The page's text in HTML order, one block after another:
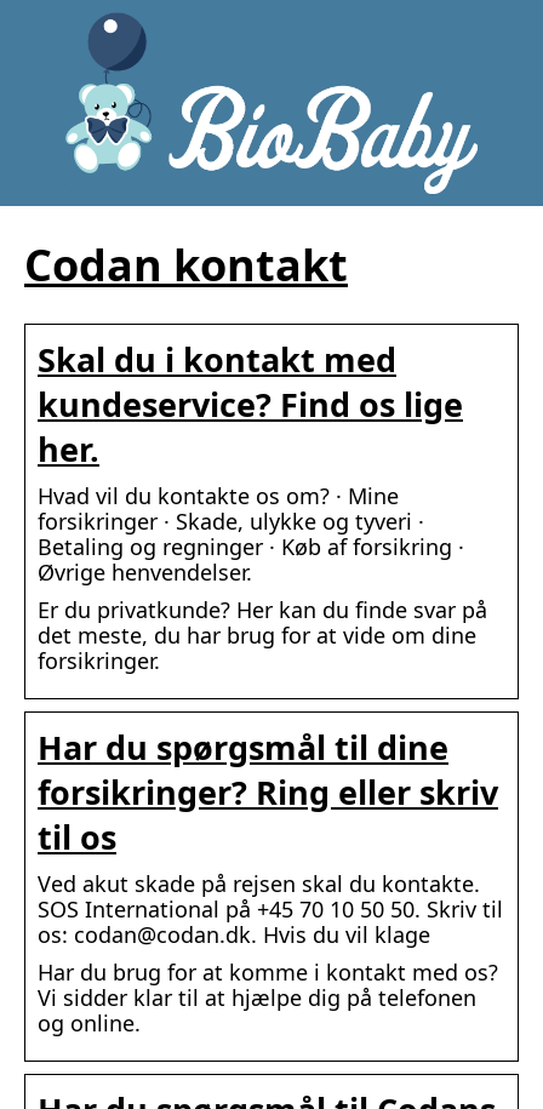
Codan kontakt
Skal du i kontakt med
kundeservice? Find os lige
her.
Hvad vil du kontakte os om? · Mine
forsikringer · Skade, ulykke og tyveri ·
Betaling og regninger · Køb af forsikring ·
Øvrige henvendelser.
Er du privatkunde? Her kan du finde svar på
det meste, du har brug for at vide om dine
forsikringer.
Har du spørgsmål til dine
forsikringer? Ring eller skriv
til os
Ved akut skade på rejsen skal du kontakte.
SOS International på +45 70 10 50 50. Skriv til
os: codan@codan.dk. Hvis du vil klage
Har du brug for at komme i kontakt med os?
Vi sidder klar til at hjælpe dig på telefonen
og online.